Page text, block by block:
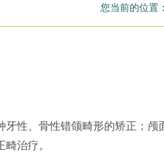
您当前的位置：
牙性、骨性错颌畸形的矫正；颅
治疗。